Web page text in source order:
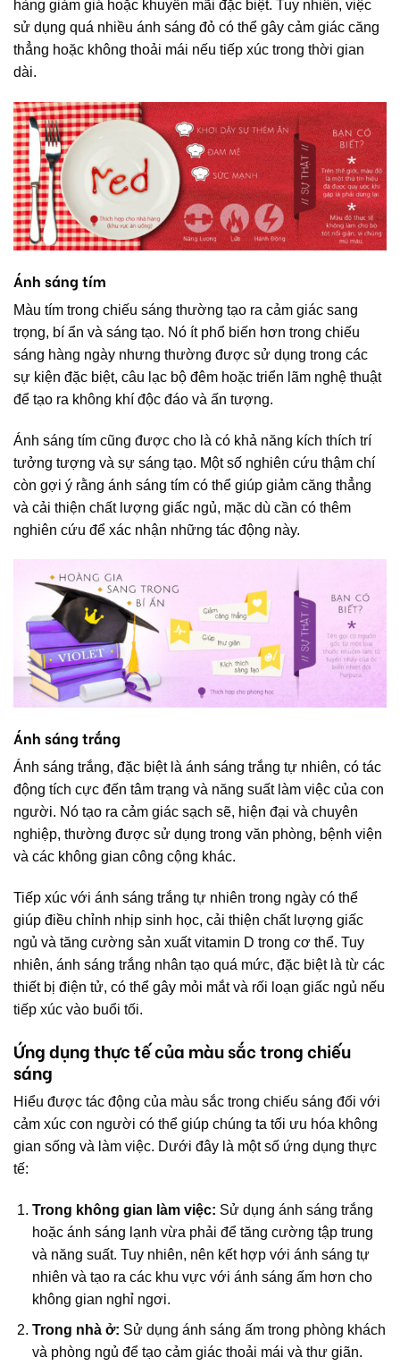
hàng giảm giá hoặc khuyến mãi đặc biệt. Tuy nhiên, việc
sử dụng quá nhiều ánh sáng đỏ có thể gây cảm giác căng
thẳng hoặc không thoải mái nếu tiếp xúc trong thời gian
dài.
Ánh sáng tím
Màu tím trong chiếu sáng thường tạo ra cảm giác sang
trọng, bí ẩn và sáng tạo. Nó ít phổ biến hơn trong chiếu
sáng hàng ngày nhưng thường được sử dụng trong các
sự kiện đặc biệt, câu lạc bộ đêm hoặc triển lãm nghệ thuật
để tạo ra không khí độc đáo và ấn tượng.
Ánh sáng tím cũng được cho là có khả năng kích thích trí
tưởng tượng và sự sáng tạo. Một số nghiên cứu thậm chí
còn gợi ý rằng ánh sáng tím có thể giúp giảm căng thẳng
và cải thiện chất lượng giấc ngủ, mặc dù cần có thêm
nghiên cứu để xác nhận những tác động này.
Ánh sáng trắng
Ánh sáng trắng, đặc biệt là ánh sáng trắng tự nhiên, có tác
động tích cực đến tâm trạng và năng suất làm việc của con
người. Nó tạo ra cảm giác sạch sẽ, hiện đại và chuyên
nghiệp, thường được sử dụng trong văn phòng, bệnh viện
và các không gian công cộng khác.
Tiếp xúc với ánh sáng trắng tự nhiên trong ngày có thể
giúp điều chỉnh nhịp sinh học, cải thiện chất lượng giấc
ngủ và tăng cường sản xuất vitamin D trong cơ thể. Tuy
nhiên, ánh sáng trắng nhân tạo quá mức, đặc biệt là từ các
thiết bị điện tử, có thể gây mỏi mắt và rối loạn giấc ngủ nếu
tiếp xúc vào buổi tối.
Ứng dụng thực tế của màu sắc trong chiếu
sáng
Hiểu được tác động của màu sắc trong chiếu sáng đối với
cảm xúc con người có thể giúp chúng ta tối ưu hóa không
gian sống và làm việc. Dưới đây là một số ứng dụng thực
tế:
Trong không gian làm việc: Sử dụng ánh sáng trắng
hoặc ánh sáng lạnh vừa phải để tăng cường tập trung
và năng suất. Tuy nhiên, nên kết hợp với ánh sáng tự
nhiên và tạo ra các khu vực với ánh sáng ấm hơn cho
không gian nghỉ ngơi.
Trong nhà ở: Sử dụng ánh sáng ấm trong phòng khách
và phòng ngủ để tạo cảm giác thoải mái và thư giãn.